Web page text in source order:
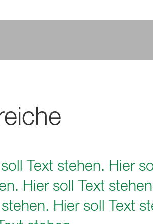
Text stehen. Hier
Hier soll Text
Hier soll Text